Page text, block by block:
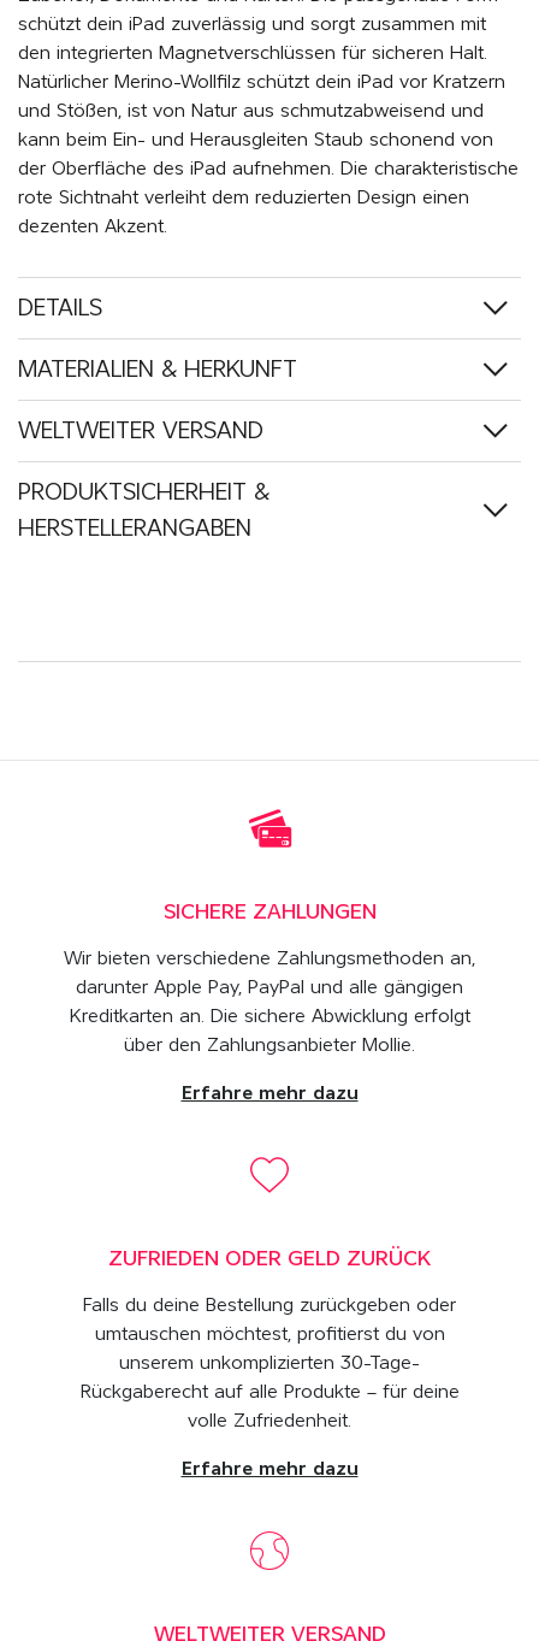
schützt dein iPad zuverlässig und sorgt zusammen mit
den integrierten Magnetverschlüssen für sicheren Halt.
Natürlicher Merino-Wollfilz schützt dein iPad vor Kratzern
und Stößen, ist von Natur aus schmutzabweisend und
kann beim Ein- und Herausgleiten Staub schonend von
der Oberfläche des iPad aufnehmen. Die charakteristische
rote Sichtnaht verleiht dem reduzierten Design einen
dezenten Akzent.
DETAILS
MATERIALIEN & HERKUNFT
WELTWEITER VERSAND
PRODUKTSICHERHEIT &
HERSTELLERANGABEN
SICHERE ZAHLUNGEN
Wir bieten verschiedene Zahlungsmethoden an,
darunter Apple Pay, PayPal und alle gängigen
Kreditkarten an. Die sichere Abwicklung erfolgt
über den Zahlungsanbieter Mollie.
Erfahre mehr dazu
ZUFRIEDEN ODER GELD ZURÜCK
Falls du deine Bestellung zurückgeben oder
umtauschen möchtest, profitierst du von
unserem unkomplizierten 30-Tage-
Rückgaberecht auf alle Produkte – für deine
volle Zufriedenheit.
Erfahre mehr dazu
WELTWEITER VERSAND